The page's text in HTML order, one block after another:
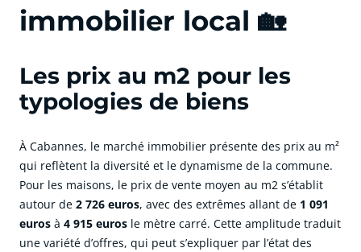
immobilier local 🏡
Les prix au m2 pour les
typologies de biens
À Cabannes, le marché immobilier présente des prix au m²
qui reflètent la diversité et le dynamisme de la commune.
Pour les maisons, le prix de vente moyen au m2 s’établit
autour de 2 726 euros, avec des extrêmes allant de 1 091
euros à 4 915 euros le mètre carré. Cette amplitude traduit
une variété d’offres, qui peut s’expliquer par l’état des